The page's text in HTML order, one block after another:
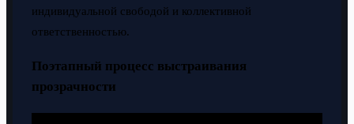
индивидуальной свободой и коллективной
ответственностью.
Поэтапный процесс выстраивания
прозрачности